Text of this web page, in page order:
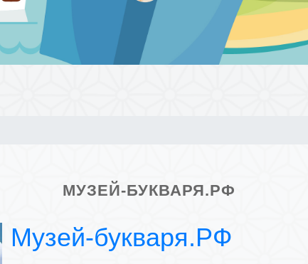
МУЗЕЙ-БУКВАРЯ.РФ
Музей-букваря.РФ